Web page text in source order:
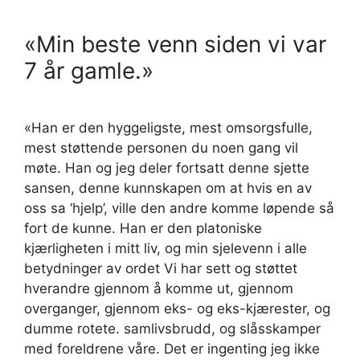
«Min beste venn siden vi var
7 år gamle.»
«Han er den hyggeligste, mest omsorgsfulle,
mest støttende personen du noen gang vil
møte. Han og jeg deler fortsatt denne sjette
sansen, denne kunnskapen om at hvis en av
oss sa ‘hjelp’, ville den andre komme løpende så
fort de kunne. Han er den platoniske
kjærligheten i mitt liv, og min sjelevenn i alle
betydninger av ordet Vi har sett og støttet
hverandre gjennom å komme ut, gjennom
overganger, gjennom eks- og eks-kjærester, og
dumme rotete. samlivsbrudd, og slåsskamper
med foreldrene våre. Det er ingenting jeg ikke